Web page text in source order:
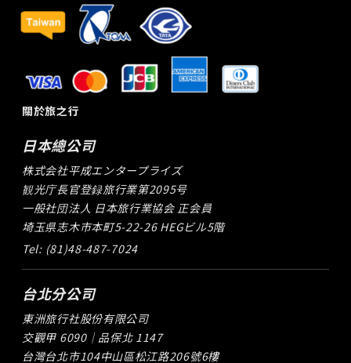
關於旅之行
日本總公司
株式会社平成エンタープライズ
観光庁長官登録旅行業第2095号
一般社団法人 日本旅行業協会 正会員
埼玉県志木市本町5-22-26 HEGビル5階
Tel: (81)48-487-7024
台北分公司
東洲旅行社股份有限公司
交觀甲 6090｜品保北 1147
台灣台北市104中山區松江路206號6樓